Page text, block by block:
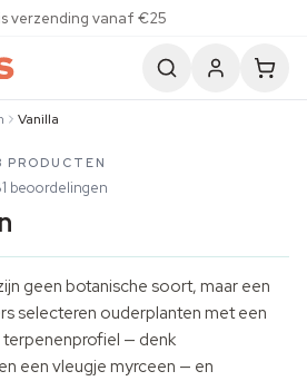
verzending vanaf €25
Vanilla
PRODUCTEN
beoordelingen
geen botanische soort, maar een
selecteren ouderplanten met een
— denk
een vleugje myrceen — en